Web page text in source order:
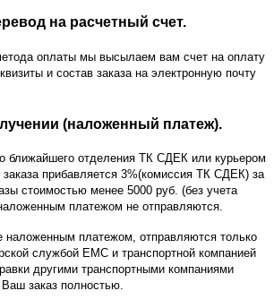
на расчетный счет.
оплаты мы высылаем вам счет на оплату
и состав заказа на электронную почту
(наложенный платеж).
ближайшего отделения ТК СДЕК или курьером
прибавляется 3%(комиссия ТК СДЕК) за
стоимостью менее 5000 руб. (без учета
платежом не отправляются.
платежом, отправляются только
службой ЕМС и транспортной компанией
другими транспортными компаниями
заказ полностью.